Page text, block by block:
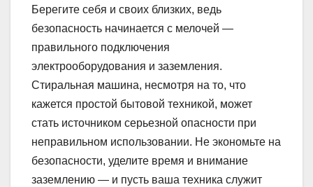
Берегите себя и своих близких, ведь
безопасность начинается с мелочей —
правильного подключения
электрооборудования и заземления.
Стиральная машина, несмотря на то, что
кажется простой бытовой техникой, может
стать источником серьезной опасности при
неправильном использовании. Не экономьте на
безопасности, уделите время и внимание
заземлению — и пусть ваша техника служит